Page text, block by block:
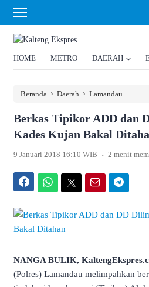
HOME METRO DAERAH
Beranda › Daerah › Lamandau
Berkas Tipikor ADD dan
Kades Kujan Bakal
9 Januari 2018 16:10 WIB . 2 menit
NANGA BULIK,
(Polres) Lamandau melimpahkan